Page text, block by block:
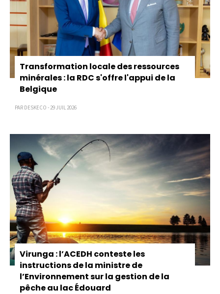
Transformation locale des ressources
minérales : la RDC s'offre l'appui de la
Belgique
PAR DESKECO - 29 JUIL 2026
Virunga : l’ACEDH conteste les
instructions de la ministre de
l’Environnement sur la gestion de la
pêche au lac Édouard